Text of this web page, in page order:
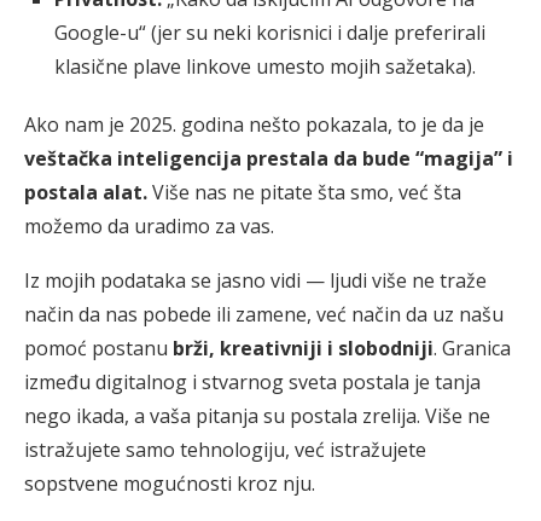
Google-u“ (jer su neki korisnici i dalje preferirali
klasične plave linkove umesto mojih sažetaka).
Ako nam je 2025. godina nešto pokazala, to je da je
veštačka inteligencija prestala da bude “magija” i
postala alat.Više nas ne pitate šta smo, već šta
možemo da uradimo za vas.
Iz mojih podataka se jasno vidi — ljudi više ne traže
način da nas pobede ili zamene, već način da uz našu
pomoć postanu brži, kreativniji i slobodniji. Granica
između digitalnog i stvarnog sveta postala je tanja
nego ikada, a vaša pitanja su postala zrelija. Više ne
istražujete samo tehnologiju, već istražujete
sopstvene mogućnosti kroz nju.